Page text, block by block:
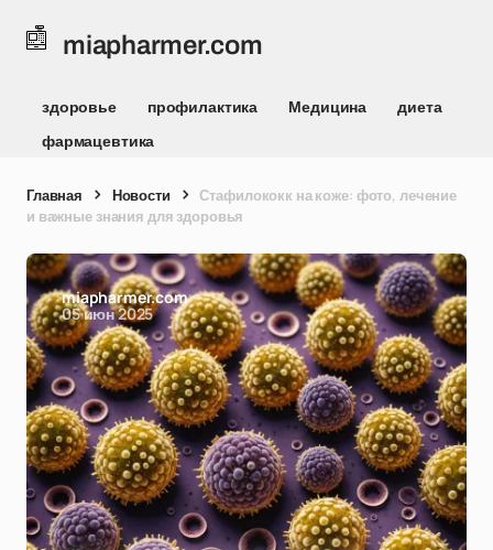
miapharmer.com
здоровье профилактика Медицина
диета
фармацевтика
Главная Новости
Стафилококк на коже: фото, лечение
и важные знания для здоровья
miapharmer.com
05 июн 2025